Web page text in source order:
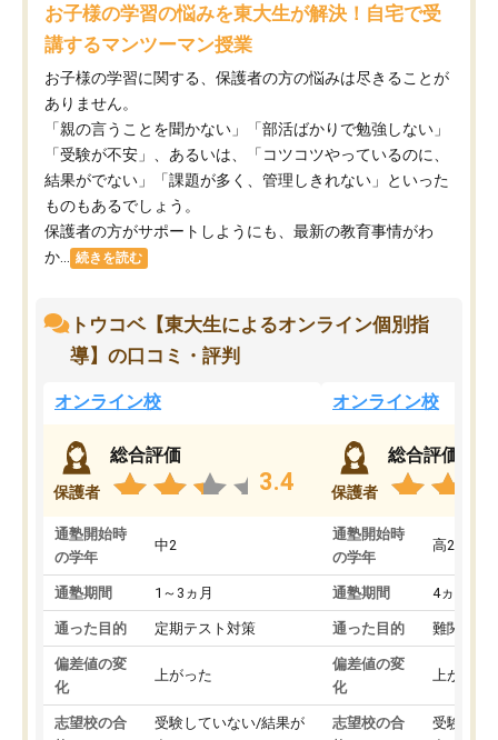
お子様の学習の悩みを東大生が解決！自宅で受
講するマンツーマン授業
お子様の学習に関する、保護者の方の悩みは尽きることが
ありません。
「親の言うことを聞かない」「部活ばかりで勉強しない」
「受験が不安」、あるいは、「コツコツやっているのに、
結果がでない」「課題が多く、管理しきれない」といった
ものもあるでしょう。
保護者の方がサポートしようにも、最新の教育事情がわ
か...
続きを読む
トウコベ【東大生によるオンライン個別指
導】の口コミ・評判
オンライン校
保護者
総合評価
3.4
通塾開始時
の学年
中2
通塾期間 1～3ヵ月
通った目的 定期テスト対策
偏差値の変
化
上がった
志望校の合
受験していない/結果が
オンライン校
保護者
総合評価
通塾開始時
の学年
高2
通塾期間 4ヵ月～1
通った目的 難関私立
偏差値の変
化
上がった
志望校の合
受験して